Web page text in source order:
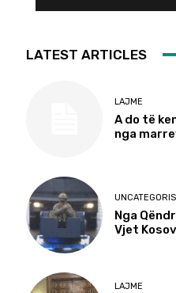
LATEST ARTICLES
LAJME
A do të
nga
Nga
Vjet
LAJME